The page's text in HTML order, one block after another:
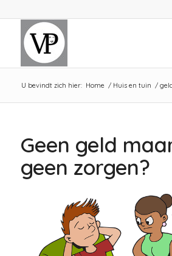
U bevindt zich hier: Home / Huis en tuin /
Geen geld
geen zorgen?